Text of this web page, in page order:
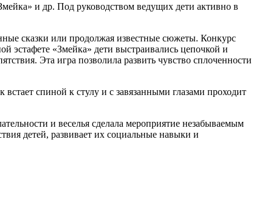
и др. Под руководством ведущих дети активно в
сказки или продолжая известные сюжеты. Конкурс
эстафете «Змейка» дети выстраивались цепочкой и
Эта игра позволила развить чувство сплоченности
спиной к стулу и с завязанными глазами проходит
и веселья сделала мероприятие незабываемым
детей, развивает их социальные навыки и